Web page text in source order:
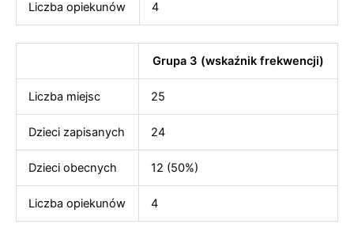
Liczba opiekunów 4
Grupa 3 (wskaźnik frekwencji)
Liczba miejsc 25
Dzieci zapisanych 24
Dzieci obecnych 12 (50%)
Liczba opiekunów 4